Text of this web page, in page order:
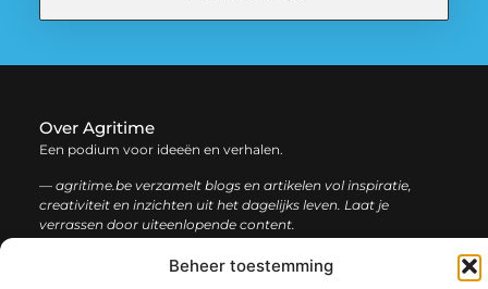
Beheer toestemming
Over Agritime
Een podium voor ideeën en verhalen.
— agritime.be verzamelt blogs en artikelen vol inspiratie,
creativiteit en inzichten uit het dagelijks leven. Laat je
verrassen door uiteenlopende content.